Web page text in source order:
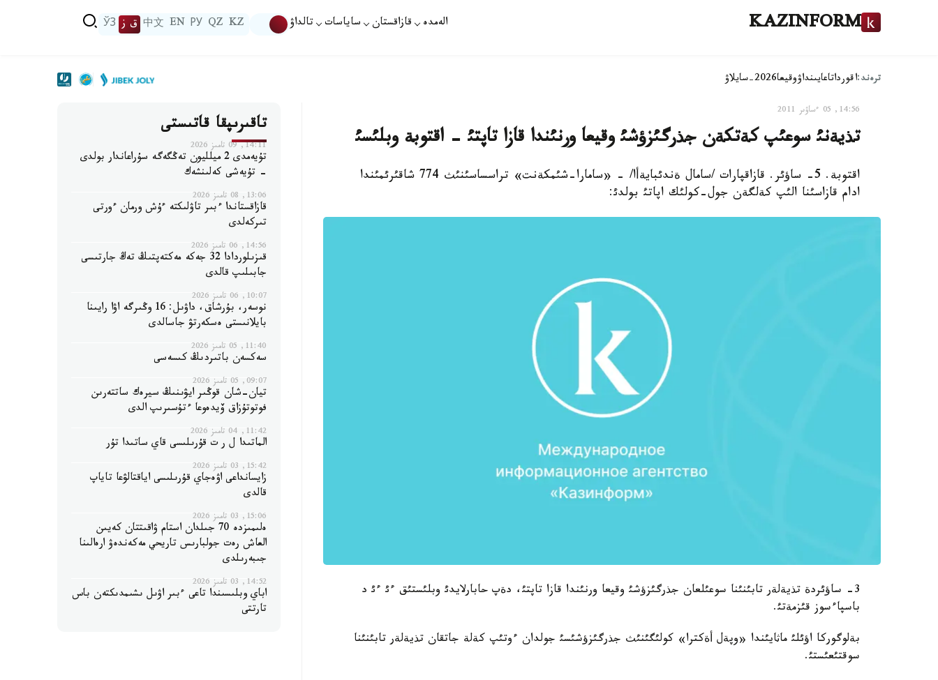
KAZINFORM الەمدە قازاقستان ساياسات تالداۋ KZ
QZ
РУ
EN
中文 ق ز ЎЗ
ترەند:اقورداتاعايىنداۋوقيعا2026-سايلاۋ
14:56, 05 ءساۋىر 2011
تذيةنئ سوعئپ كةتكةن جذرگئزؤشئ وقيعا ورنئندا قازا تاپتئ - اقتوبة وبلئسئ
اقتوبة. 5- ساؤئر. قازاقپارات /سامال ةندئبايةأا/ - «سامارا-شئمكةنت» تراسساسئنئث 774 شاقئرئمئندا
ادام قازاسئنا الئپ كةلگةن جول-كولئك اپاتئ بولدئ:
3- ساؤئردة تذيةلةر تابئنئنا سوعئلعان جذرگئزؤشئ وقيعا ورنئندا قازا تاپتئ، دةپ حابارلايدئ وبلئستئق ءئ ءئ د
باسپاءسوز قئزمةتئ.
بةلوگوركا اؤئلئ ماثايئندا «وپةل أةكترا» كولئگئنئث جذرگئزؤشئسئ جولدان ءوتئپ كةلة جاتقان تذيةلةر تابئنئنا
سوقتئعئستئ.
تاقىرىپقا قاتىستى
14:11, 09 تامىز 2026
تۇيەمدى 2 ميلليون تەڭگەگە سۇراعاندار بولدى
- تۇيەشى كەلىنشەك
13:06, 08 تامىز 2026
قازاقستاندا ءبىر تاۋلىكتە ءۇش ورمان ءورتى
تىركەلدى
14:56, 06 تامىز 2026
قىزىلوردادا 32 جەكە مەكتەپتىڭ تەڭ جارتىسى
جابىلىپ قالدى
10:07, 06 تامىز 2026
نوسەر، بۇرشاق، داۋىل: 16 وڭىرگە اۋا رايىنا
بايلانىستى ەسكەرتۋ جاسالدى
11:40, 05 تامىز 2026
سەكسەن باتىردىڭ كىسەسى
09:07, 05 تامىز 2026
تيان-شان قوڭىر ايۋىنىڭ سيرەك ساتتەرىن
فوتوتۇزاق ۆيدەوعا ءتۇسىرىپ الدى
11:42, 04 تامىز 2026
الماتىدا ل ر ت قۇرىلىسى قاي ساتىدا تۇر
15:42, 03 تامىز 2026
زايسانداعى اۋەجاي قۇرىلىسى اياقتالۋعا تاياپ
قالدى
15:06, 03 تامىز 2026
ەلىمىزدە 70 جىلدان استام ۋاقىتتان كەيىن
العاش رەت جولبارىس تاريحي مەكەندەۋ ارەالىنا
جىبەرىلدى
14:52, 03 تامىز 2026
اباي وبلىسىندا تاعى ءبىر اۋىل ىشىمدىكتەن باس
تارتتى